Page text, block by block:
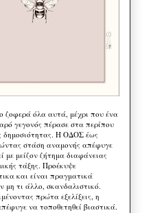
ζοφερά όλα αυτά, μέχρι που ένα
γεγονός πέρασε στα περίπου
δημοσιότητας. Η ΟΔΟΣ έως
στάση αναμονής απέφυγε
με μείζον ζήτημα διαφάνειας
τάξης. Προέκυψε
και είναι πραγματικά
μη τι άλλο, σκανδαλιστικό.
πρώτα εξελίξεις, η
να τοποθετηθεί βιαστικά.